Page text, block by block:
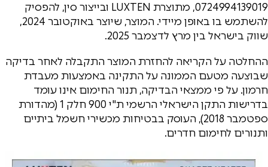
0724994139019, מתוצרת LUXTEN ובייצור סין, להפסיק
להשתמש בו באופן מיידי. המוצר, שיוצר באוקטובר 2024,
שווק בישראל בין מרץ לדצמבר 2025.
ההחלטה על הקריאה להחזרת המוצר התקבלה לאחר בדיקה
שבוצעה מטעם הממונה על התקינה באמצעות מעבדת
חרמון. על פי ממצאי הבדיקה, תנור החימום אינו עומד
בדרישות התקן הישראלי הרשמי ת"י 900 חלק 1 (מהדורת
ספטמבר 2018), העוסק בבטיחות מכשירי חשמל ביתיים
ותנורים לחימום חדרים.